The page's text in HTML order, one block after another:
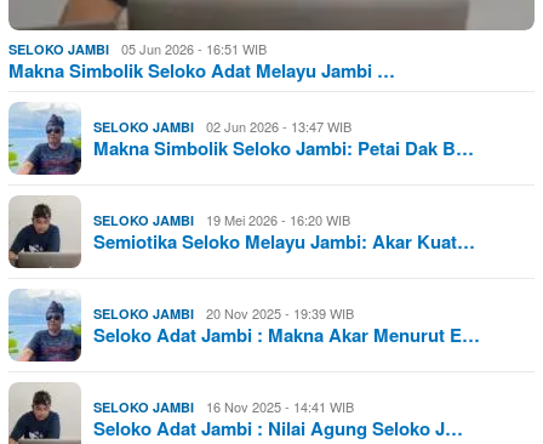
SELOKO JAMBI 05 Jun 2026 - 16:51 WIB
Makna Simbolik Seloko Adat Melayu Jambi …
SELOKO JAMBI 02 Jun 2026 - 13:47 WIB
Makna Simbolik Seloko Jambi: Petai Dak B…
SELOKO JAMBI 19 Mei 2026 - 16:20 WIB
Semiotika Seloko Melayu Jambi: Akar Kuat…
SELOKO JAMBI 20 Nov 2025 - 19:39 WIB
Seloko Adat Jambi : Makna Akar Menurut E…
SELOKO JAMBI 16 Nov 2025 - 14:41 WIB
Seloko Adat Jambi : Nilai Agung Seloko J…